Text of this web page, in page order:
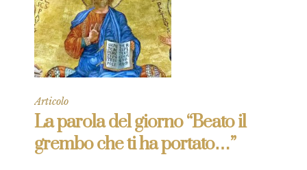
Articolo
La parola del giorno “Beato il
grembo che ti ha portato…”